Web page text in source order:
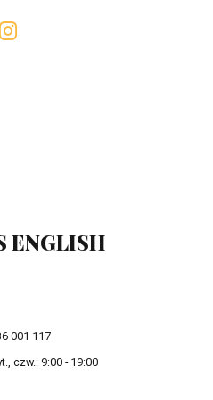
ENGLISH
001 117
czw.: 9:00 - 19:00